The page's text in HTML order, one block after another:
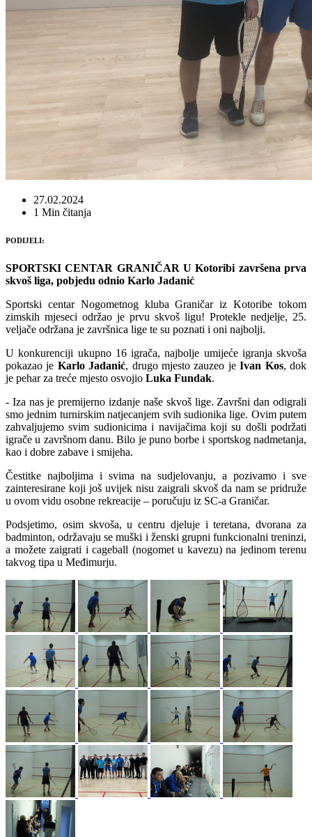
27.02.2024
1 Min čitanja
PODIJELI:
SPORTSKI CENTAR GRANIČAR U Kotoribi završena prva
skvoš liga, pobjedu odnio Karlo Jadanić
Sportski centar Nogometnog kluba Graničar iz Kotoribe tokom
zimskih mjeseci održao je prvu skvoš ligu! Protekle nedjelje, 25.
veljače održana je završnica lige te su poznati i oni najbolji.
U konkurenciji ukupno 16 igrača, najbolje umijeće igranja skvoša
pokazao je Karlo Jadanić, drugo mjesto zauzeo jeIvan Kos, dok
je pehar za treće mjesto osvojio Luka Fundak.
- Iza nas je premijerno izdanje naše skvoš lige. Završni dan odigrali
smo jednim turnirskim natjecanjem svih sudionika lige. Ovim putem
zahvaljujemo svim sudionicima i navijačima koji su došli podržati
igrače u završnom danu. Bilo je puno borbe i sportskog nadmetanja,
kao i dobre zabave i smijeha.
Čestitke najboljima i svima na sudjelovanju, a pozivamo i sve
zainteresirane koji još uvijek nisu zaigrali skvoš da nam se pridruže
u ovom vidu osobne rekreacije – poručuju iz SC-a Graničar.
Podsjetimo, osim skvoša, u centru djeluje i teretana, dvorana za
badminton, održavaju se muški i ženski grupni funkcionalni treninzi,
a možete zaigrati i cageball (nogomet u kavezu) na jedinom terenu
takvog tipa u Međimurju.